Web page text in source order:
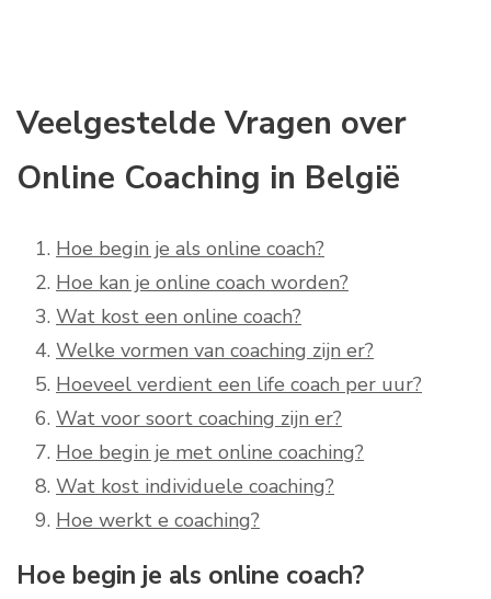
Veelgestelde Vragen over
Online Coaching in België
Hoe begin je als online coach?
Hoe kan je online coach worden?
Wat kost een online coach?
Welke vormen van coaching zijn er?
Hoeveel verdient een life coach per uur?
Wat voor soort coaching zijn er?
Hoe begin je met online coaching?
Wat kost individuele coaching?
Hoe werkt e coaching?
Hoe begin je als online coach?